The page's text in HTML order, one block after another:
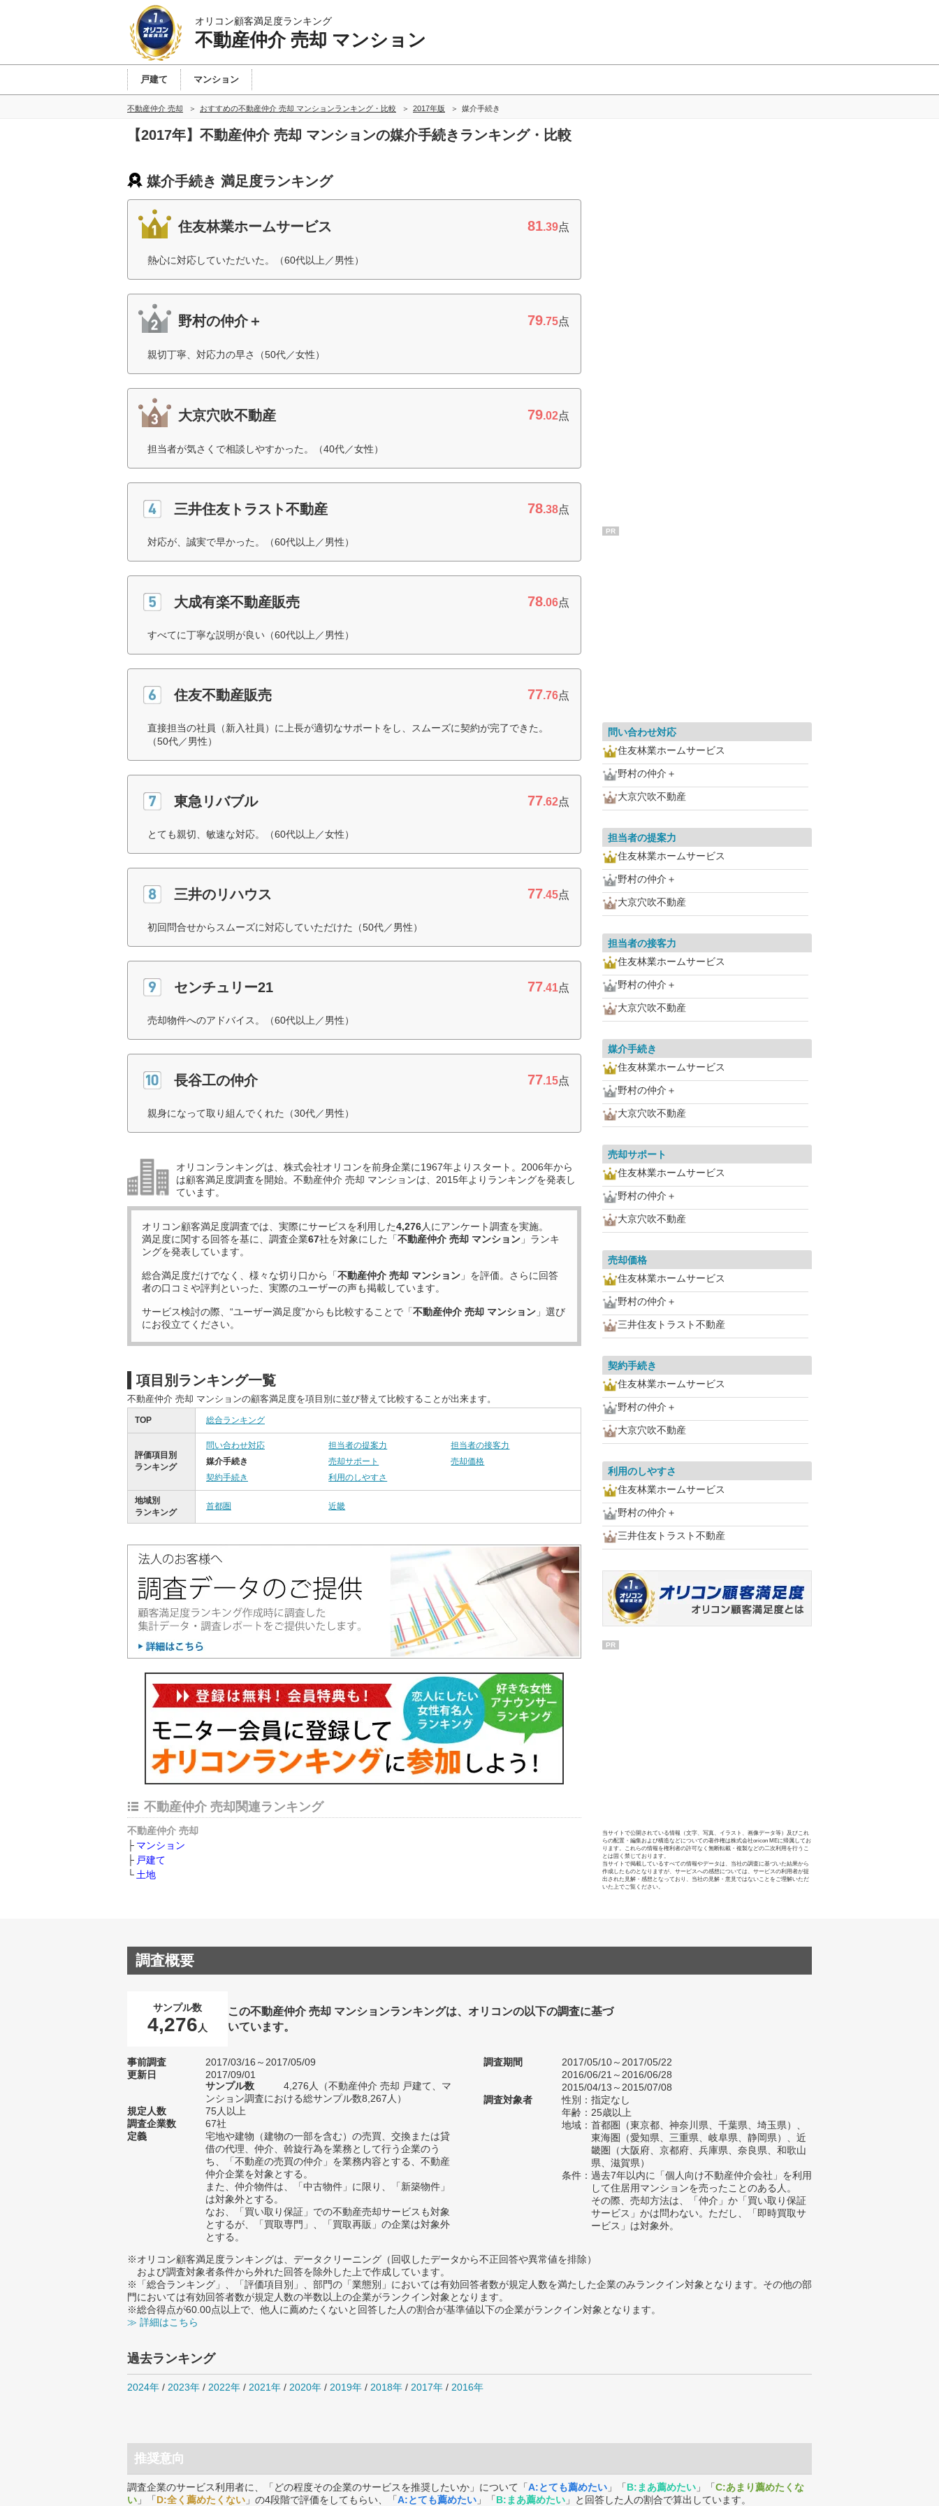
オリコン顧客満足度ランキング
不動産仲介 売却 マンション
戸建て マンション
不動産仲介 売却 おすすめの不動産仲介 売却 マンションランキング・比較 2017年版 媒介手続き
【2017年】不動産仲介 売却 マンションの媒介手続きランキング・比較
媒介手続き 満足度ランキング
住友林業ホームサービス 81.39点
熱心に対応していただいた。（60代以上／男性）
野村の仲介＋ 79.75点
親切丁寧、対応力の早さ（50代／女性）
大京穴吹不動産 79.02点
担当者が気さくで相談しやすかった。（40代／女性）
三井住友トラスト不動産 78.38点
対応が、誠実で早かった。（60代以上／男性）
大成有楽不動産販売 78.06点
すべてに丁寧な説明が良い（60代以上／男性）
住友不動産販売 77.76点
直接担当の社員（新入社員）に上長が適切なサポートをし、スムーズに契約が完了できた。
（50代／男性）
東急リバブル 77.62点
とても親切、敏速な対応。（60代以上／女性）
三井のリハウス 77.45点
初回問合せからスムーズに対応していただけた（50代／男性）
センチュリー21 77.41点
売却物件へのアドバイス。（60代以上／男性）
長谷工の仲介 77.15点
親身になって取り組んでくれた（30代／男性）
オリコンランキングは、株式会社オリコンを前身企業に1967年よりスタート。2006年から
は顧客満足度調査を開始。不動産仲介 売却 マンションは、2015年よりランキングを発表し
ています。
オリコン顧客満足度調査では、実際にサービスを利用した4,276人にアンケート調査を実施。
満足度に関する回答を基に、調査企業67社を対象にした「不動産仲介 売却 マンション 」ランキ
ングを発表しています。
総合満足度だけでなく、様々な切り口から「不動産仲介 売却 マンション 」を評価。さらに回答
者の口コミや評判といった、実際のユーザーの声も掲載しています。
サービス検討の際、“ユーザー満足度”からも比較することで「不動産仲介 売却 マンション 」選び
にお役立てください。
項目別ランキング一覧
不動産仲介 売却 マンションの顧客満足度を項目別に並び替えて比較することが出来ます。
TOP 総合ランキング
評価項目別
ランキング
問い合わせ対応 担当者の提案力
担当者の接客力
媒介手続き
売却サポート
売却価格
契約手続き
利用のしやすさ
地域別
ランキング
首都圏 近畿
不動産仲介 売却関連ランキング
不動産仲介 売却
マンション
戸建て
土地
PR
問い合わせ対応
住友林業ホームサービス
野村の仲介＋
大京穴吹不動産
担当者の提案力
住友林業ホームサービス
野村の仲介＋
大京穴吹不動産
担当者の接客力
住友林業ホームサービス
野村の仲介＋
大京穴吹不動産
媒介手続き
住友林業ホームサービス
野村の仲介＋
大京穴吹不動産
売却サポート
住友林業ホームサービス
野村の仲介＋
大京穴吹不動産
売却価格
住友林業ホームサービス
野村の仲介＋
三井住友トラスト不動産
契約手続き
住友林業ホームサービス
野村の仲介＋
大京穴吹不動産
利用のしやすさ
住友林業ホームサービス
野村の仲介＋
三井住友トラスト不動産
PR
当サイトで公開されている情報（文字、写真、イラスト、画像データ等）及びこれ
らの配置・編集および構造などについての著作権は株式会社oricon MEに帰属してお
ります。これらの情報を権利者の許可なく無断転載・複製などの二次利用を行うこ
とは固く禁じております。
当サイトで掲載しているすべての情報やデータは、当社の調査に基づいた結果から
作成したものとなりますが、サービスへの感想については、サービスの利用者が提
出された見解・感想となっており、当社の見解・意見ではないことをご理解いただ
いた上でご覧ください。
調査概要
サンプル数
4,276 人
この不動産仲介 売却 マンションランキングは、オリコンの以下の調査に基づ
いています。
事前調査
2017/03/16～2017/05/09
更新日
2017/09/01
サンプル数
4,276人（不動産仲介 売却 戸建て、マ
ンション調査における総サンプル数8,267人）
規定人数
75人以上
調査企業数
67社
定義
宅地や建物（建物の一部を含む）の売買、交換または貸
借の代理、仲介、斡旋行為を業務として行う企業のう
ち、「不動産の売買の仲介」を業務内容とする、不動産
仲介企業を対象とする。
また、仲介物件は、「中古物件」に限り、「新築物件」
は対象外とする。
なお、「買い取り保証」での不動産売却サービスも対象
とするが、「買取専門」、「買取再販」の企業は対象外
とする。
調査期間
2017/05/10～2017/05/22
2016/06/21～2016/06/28
2015/04/13～2015/07/08
調査対象者
性別：指定なし
年齢：25歳以上
地域：首都圏（東京都、神奈川県、千葉県、埼玉県）、
東海圏（愛知県、三重県、岐阜県、静岡県）、近
畿圏（大阪府、京都府、兵庫県、奈良県、和歌山
県、滋賀県）
条件：過去7年以内に「個人向け不動産仲介会社」を利用
して住居用マンションを売ったことのある人。
その際、売却方法は、「仲介」か「買い取り保証
サービス」かは問わない。ただし、「即時買取サ
ービス」は対象外。
※オリコン顧客満足度ランキングは、データクリーニング（回収したデータから不正回答や異常値を排除）
および調査対象者条件から外れた回答を除外した上で作成しています。
※「総合ランキング」、「評価項目別」、部門の「業態別」においては有効回答者数が規定人数を満たした企業のみランクイン対象となります。その他の部
門においては有効回答者数が規定人数の半数以上の企業がランクイン対象となります。
※総合得点が60.00点以上で、他人に薦めたくないと回答した人の割合が基準値以下の企業がランクイン対象となります。
≫ 詳細はこちら
過去ランキング
2024年 / 2023年 / 2022年 / 2021年 / 2020年 / 2019年 / 2018年 / 2017年 / 2016年
推奨意向
調査企業のサービス利用者に、「どの程度その企業のサービスを推奨したいか」について「A:とても薦めたい 」「B:まあ薦めたい 」「C:あまり薦めたくな
い 」「D:全く薦めたくない 」の4段階で評価をしてもらい、「A:とても薦めたい 」「B:まあ薦めたい 」と回答した人の割合で算出しています。